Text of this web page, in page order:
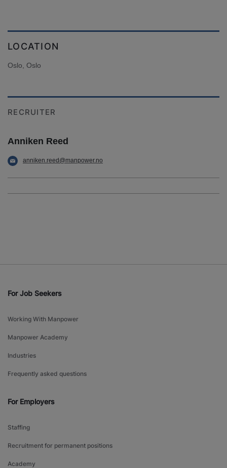
LOCATION
Oslo, Oslo
RECRUITER
Anniken Reed
anniken.reed@manpower.no
For Job Seekers
Working With Manpower
Manpower Academy
Industries
Frequently asked questions
For Employers
Staffing
Recruitment for permanent positions
Academy